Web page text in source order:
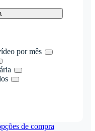
por mês
de compra